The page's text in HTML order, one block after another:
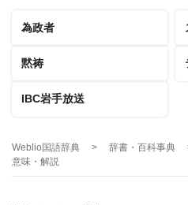
為政者
黙祷
IBC岩手放送
Weblio国語辞典 > 辞書・百科事典
意味・解説